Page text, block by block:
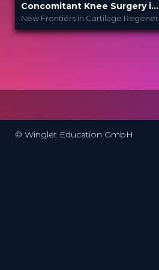
Concomitant Knee Surgery in
Cartilage Regeneration: Real-
World Scenarios and Surgical
Strategies
New Frontiers in Cartilage Regeneration
ICRS
© Winglet Education GmbH